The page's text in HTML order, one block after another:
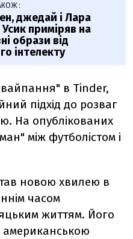
:
джедай і Лара
приміряв на
образи від
інтелекту
в Tinder,
підхід до розваг
На опублікованих
між футболістом і
новою хвилею в
часом
життям. Його
американською